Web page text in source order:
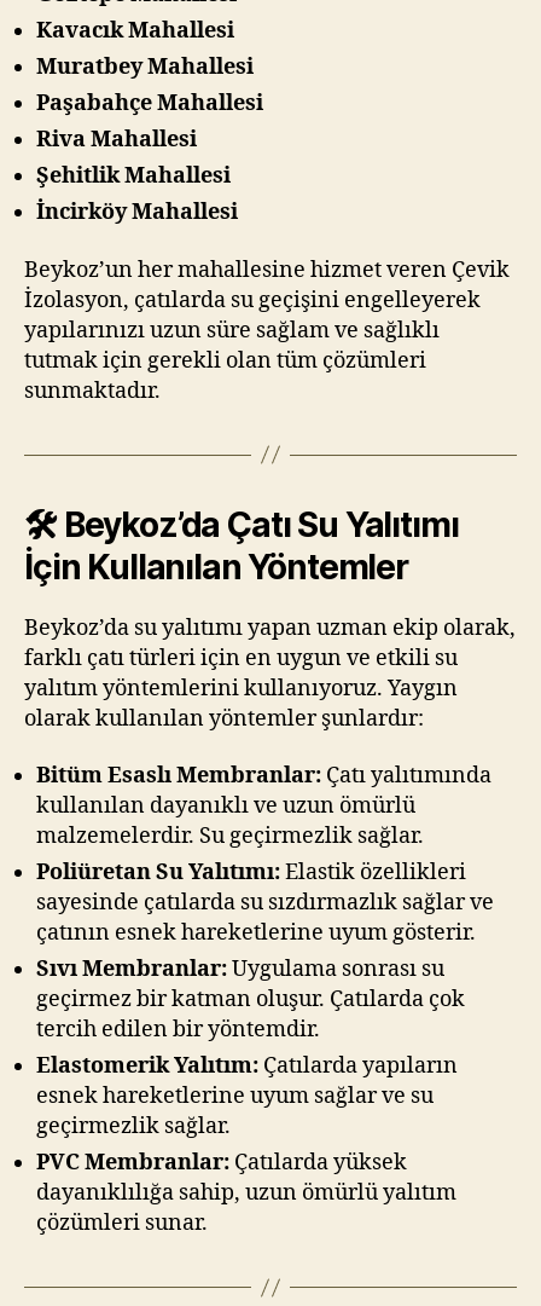
Kavacık Mahallesi
Muratbey Mahallesi
Paşabahçe Mahallesi
Riva Mahallesi
Şehitlik Mahallesi
İncirköy Mahallesi
Beykoz’un her mahallesine hizmet veren Çevik
İzolasyon, çatılarda su geçişini engelleyerek
yapılarınızı uzun süre sağlam ve sağlıklı
tutmak için gerekli olan tüm çözümleri
sunmaktadır.
🛠️ Beykoz’da Çatı Su Yalıtımı
İçin Kullanılan Yöntemler
Beykoz’da su yalıtımı yapan uzman ekip olarak,
farklı çatı türleri için en uygun ve etkili su
yalıtım yöntemlerini kullanıyoruz. Yaygın
olarak kullanılan yöntemler şunlardır:
Bitüm Esaslı Membranlar: Çatı yalıtımında
kullanılan dayanıklı ve uzun ömürlü
malzemelerdir. Su geçirmezlik sağlar.
Poliüretan Su Yalıtımı:Elastik özellikleri
sayesinde çatılarda su sızdırmazlık sağlar ve
çatının esnek hareketlerine uyum gösterir.
Sıvı Membranlar:Uygulama sonrası su
geçirmez bir katman oluşur. Çatılarda çok
tercih edilen bir yöntemdir.
Elastomerik Yalıtım: Çatılarda yapıların
esnek hareketlerine uyum sağlar ve su
geçirmezlik sağlar.
PVC Membranlar: Çatılarda yüksek
dayanıklılığa sahip, uzun ömürlü yalıtım
çözümleri sunar.